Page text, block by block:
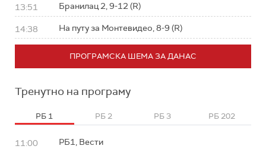
13:51 Бранилац 2, 9-12 (R)
14:38 На путу за Монтевидео, 8-9 (R)
ПРОГРАМСКА ШЕМА ЗА ДАНАС
Тренутно на програму
РБ 1 РБ 2 РБ 3 РБ 202
11:00 РБ1, Вести